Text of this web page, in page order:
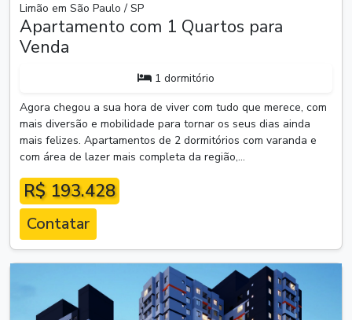
Limão em São Paulo / SP
Apartamento com 1 Quartos para
Venda
1 dormitório
Agora chegou a sua hora de viver com tudo que merece, com
mais diversão e mobilidade para tornar os seus dias ainda
mais felizes. Apartamentos de 2 dormitórios com varanda e
com área de lazer mais completa da região,...
R$ 193.428
Contatar